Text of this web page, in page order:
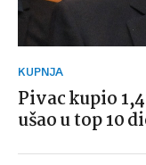
KUPNJA
Pivac kupio
ušao u top 10